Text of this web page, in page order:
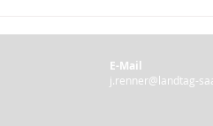
E-Mail
j.renner@landtag-